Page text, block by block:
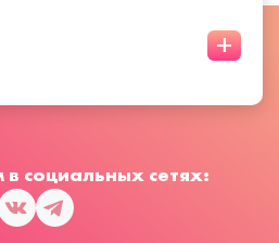
+
социальных сетях: